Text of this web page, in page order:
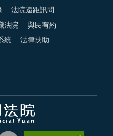
法院遠距訊問
法院 與民有約
統 法律扶助